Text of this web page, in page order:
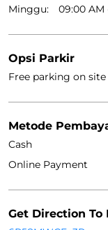
Minggu
09:00 AM
Opsi Parkir
Free parking on site
Metode
Cash
Online Payment
Get Direction To